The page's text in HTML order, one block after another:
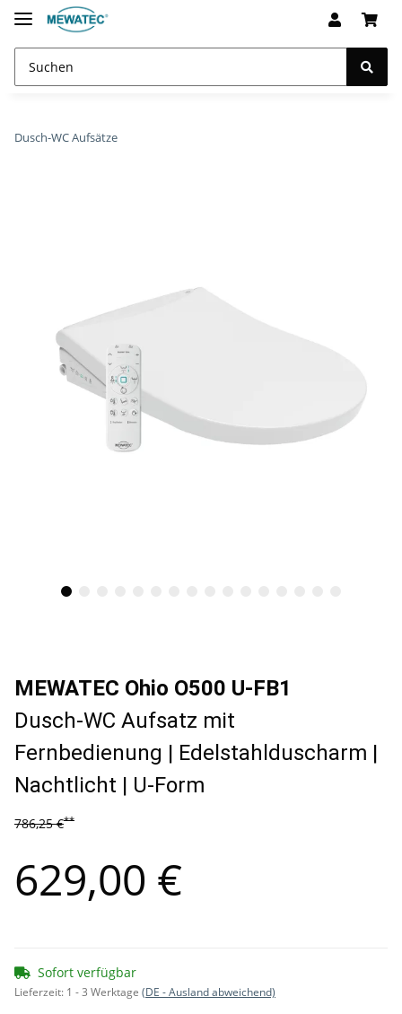
Dusch-WC Aufsätze
MEWATEC Ohio O500 U-FB1
Dusch-WC Aufsatz mit
Fernbedienung | Edelstahlduscharm |
Nachtlicht | U-Form
786,25 €**
629,00 €
Sofort verfügbar
Lieferzeit: 1 - 3 Werktage (DE - Ausland abweichend)